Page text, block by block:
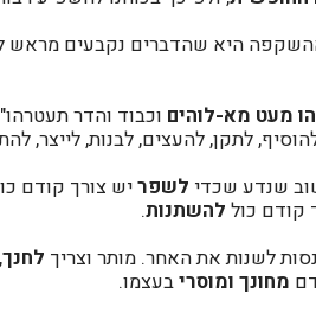
היא שהדברים נקבעים מראש
מעט מא-לוהים וכבוד והדר
לתקן, להעצים, לבנות, לייצר,
שנדע שכדי לשפריש צורך קודם
קודם כול להשתנות.
לשנות את האחר. מותר וצריך לחנך
מחונך ומוסריבעצמו.